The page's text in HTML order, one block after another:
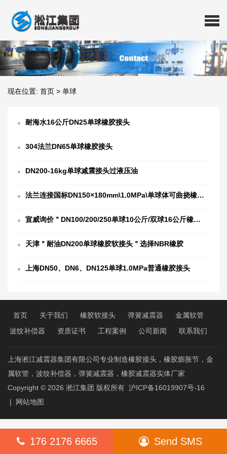
现在位置: 首页 > 单球
耐海水16公斤DN25单球橡胶接头
304法兰DN65单球橡胶接头
DN200-16kg单球减震接头过液压油
法兰连接国标DN150×180mm\1.0MPa\单球体可曲挠橡胶接头,海上用的
宣威询价＂DN100/200/250单球10公斤/双球16公斤橡胶接头＂
天津＂耐油DN200单球橡胶软接头＂选择NBR橡胶
上海DN50、DN6、DN125单球1.0MPa普通橡胶接头
首页 关于我们 橡胶软接头 弹簧减震器
金属软管
波纹补偿器
资质证书 工程案例 公司新闻 联系我们
上海淞江减震器集团有限公司专业制造橡胶接头，橡胶膨胀节，金
属软管，波纹补偿器，弹簧减震器，橡胶减震器实体厂家
Copyright © 2026 淞江集团 版权所有 沪ICP备16019907号-16
|
网站地图
176 2176 6665 Send SMS